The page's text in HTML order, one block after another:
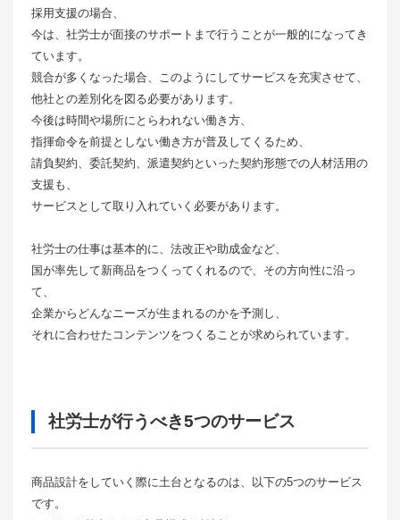
採用支援の場合、
今は、社労士が面接のサポートまで行うことが一般的になってき
ています。
競合が多くなった場合、このようにしてサービスを充実させて、
他社との差別化を図る必要があります。
今後は時間や場所にとらわれない働き方、
指揮命令を前提としない働き方が普及してくるため、
請負契約、委託契約、派遣契約といった契約形態での人材活用の
支援も、
サービスとして取り入れていく必要があります。
社労士の仕事は基本的に、法改正や助成金など、
国が率先して新商品をつくってくれるので、その方向性に沿っ
て、
企業からどんなニーズが生まれるのかを予測し、
それに合わせたコンテンツをつくることが求められています。
社労士が行うべき5つのサービス
商品設計をしていく際に土台となるのは、以下の5つのサービス
です。